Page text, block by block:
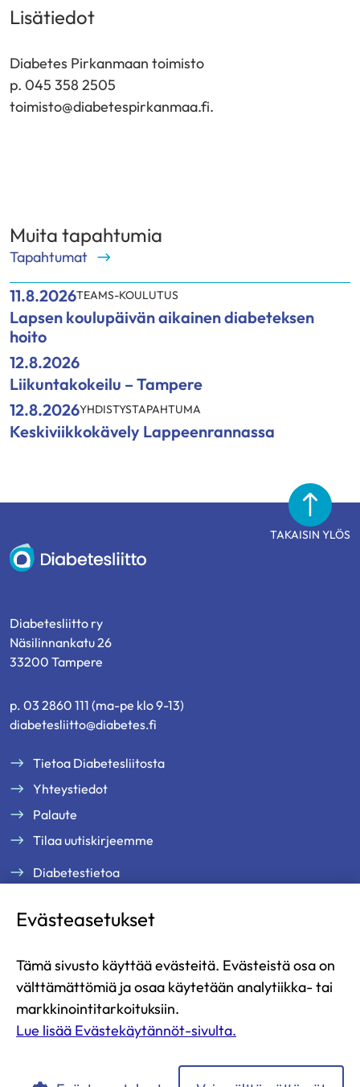
Lisätiedot
Diabetes Pirkanmaan toimisto
p. 045 358 2505
toimisto@diabetespirkanmaa.fi.
Muita tapahtumia
Tapahtumat
11.8.2026TEAMS-KOULUTUS
Lapsen koulupäivän aikainen diabeteksen
hoito
12.8.2026
Liikuntakokeilu – Tampere
12.8.2026YHDISTYSTAPAHTUMA
Keskiviikkokävely Lappeenrannassa
TAKAISIN YLÖS
Diabetesliitto
Diabetesliitto ry
Näsilinnankatu 26
33200 Tampere
p. 03 2860 111 (ma-pe klo 9-13)
diabetesliitto@diabetes.fi
Tietoa Diabetesliitosta
Yhteystiedot
Palaute
Tilaa uutiskirjeemme
Diabetestietoa
Jäsenille
Ajankohtaista
Yritysyhteistyö ja kumppanuus
Lahjoita
Evästeasetukset
Tämä sivusto käyttää evästeitä. Evästeistä osa on
välttämättömiä ja osaa käytetään analytiikka- tai
markkinointitarkoituksiin.
Lue lisää Evästekäytännöt-sivulta.